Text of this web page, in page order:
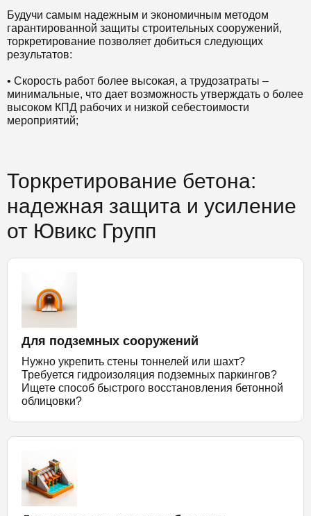
Будучи самым надежным и экономичным методом
гарантированной защиты строительных сооружений,
торкретирование позволяет добиться следующих
результатов:
• Скорость работ более высокая, а трудозатраты –
минимальные, что дает возможность утверждать о более
высоком КПД рабочих и низкой себестоимости
мероприятий;
Торкретирование бетона:
надежная защита и усиление
от Ювикс Групп
Для подземных сооружений
Нужно укрепить стены тоннелей или шахт?
Требуется гидроизоляция подземных паркингов?
Ищете способ быстрого восстановления бетонной
облицовки?